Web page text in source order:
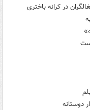
در کرانه باختری
دوستانه